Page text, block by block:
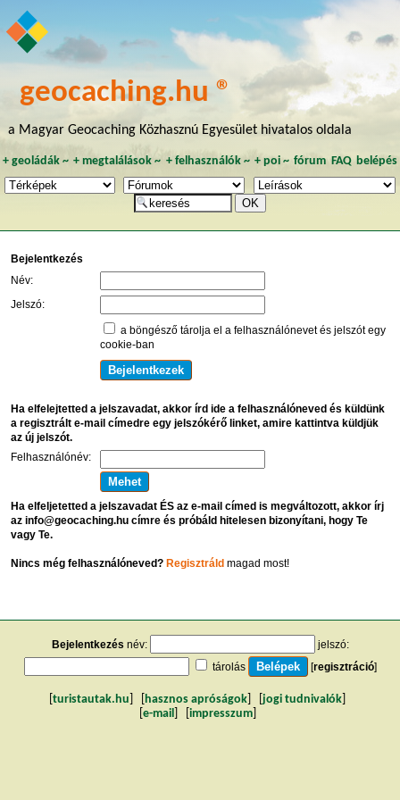
geocaching.hu ®
a Magyar Geocaching Közhasznú Egyesület hivatalos oldala
+ geoládák~ +megtalálások ~ + felhasználók~ + poi~ fórum FAQ belépés
Bejelentkezés
Név:
Jelszó:
a böngésző tárolja el a felhasználónevet és jelszót egy
cookie-ban
Ha elfelejtetted a jelszavadat, akkor írd ide a felhasználóneved és küldünk
a regisztrált e-mail címedre egy jelszókérő linket, amire kattintva küldjük
az új jelszót.
Felhasználónév:
Ha elfeljetetted a jelszavadat ÉS az e-mail címed is megváltozott, akkor írj
az info@geocaching.hu címre és próbáld hitelesen bizonyítani, hogy Te
vagy Te.
Nincs még felhasználóneved? Regisztráldmagad most!
Bejelentkezés név:
jelszó:
tárolás
[regisztráció]
turistautak.hu hasznos apróságok jogi tudnivalók
e-mail impresszum]